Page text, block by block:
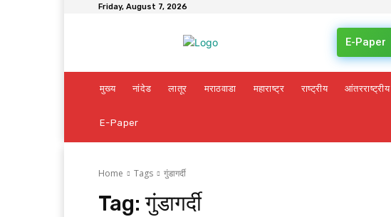
Friday, August 7, 2026
E-Paper
मुख्य नांदेड लातूर मराठवाडा महाराष्ट्र राष्ट्रीय आंतरराष्ट्रीय
E-Paper
Home Tags गुंडागर्दी
Tag:गुंडागर्दी